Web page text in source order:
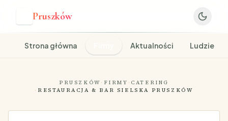
Pruszków
Strona główna Aktualności Ludzie
PRUSZKÓW · FIRMY · CATERING
· RESTAURACJA & BAR SIELSKA PRUSZKÓW